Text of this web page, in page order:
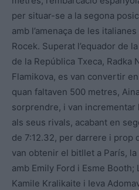
per situar-se a la segona
amb l’amenaça de les
Rocek. Superat l’equador de
de la República Txeca, Radka
Flamikova, es van convertir
quan faltaven 500 metres,
sorprendre, i van
als seus rivals, acabant en
de 7:12.32, per darrere i prop
van obtenir el bitllet a París, la
amb Emily Ford i Esme Booth;
Kamile Kralikaite i Ieva